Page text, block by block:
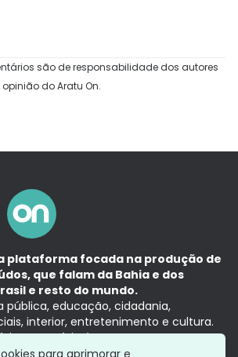
são de responsabilidade dos autores
do Aratu On.
plataforma focada na produção de
que falam da Bahia e dos
e resto do mundo.
pública, educação, cidadania,
interior, entretenimento e cultura.
e a notícia é no tempo presente,
do Grupo Aratu.
para aprimorar e